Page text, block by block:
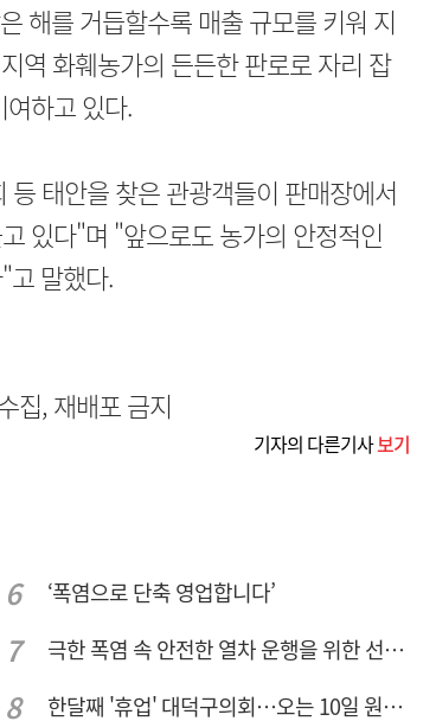
해를 거듭할수록 매출 규모를 키워 지
역 화훼농가의 든든한 판로로 자리 잡
하고 있다.
태안을 찾은 관광객들이 판매장에서
있다"며 "앞으로도 농가의 안정적인
고 말했다.
집, 재배포 금지
기자의 다른기사보기
‘폭염으로 단축 영업합니다’
극한 폭염 속 안전한 열차 운행을 위한 선로관리
한달째 '휴업' 대덕구의회…오는 10일 원구성 다시 돌입